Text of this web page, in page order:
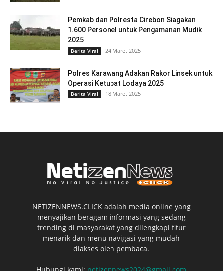
Pemkab dan Polresta Cirebon Siagakan
1.600 Personel untuk Pengamanan Mudik
2025
Berita Viral 24 Maret 2025
Polres Karawang Adakan Rakor Linsek untuk
Operasi Ketupat Lodaya 2025
Berita Viral 18 Maret 2025
NETIZENNEWS.CLICK adalah media online yang
menyajikan beragam informasi yang sedang
trending di masyarakat yang dilengkapi fitur
menarik dan menu navigasi yang mudah
diakses oleh pembaca.